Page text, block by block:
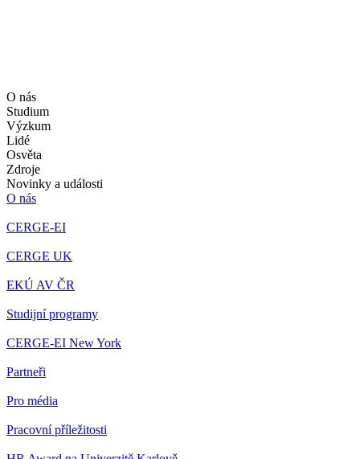
O nás
Studium
Výzkum
Lidé
Osvěta
Zdroje
Novinky a události
O nás
CERGE-EI
CERGE UK
EKÚ AV ČR
Studijní programy
CERGE-EI New York
Partneři
Pro média
Pracovní příležitosti